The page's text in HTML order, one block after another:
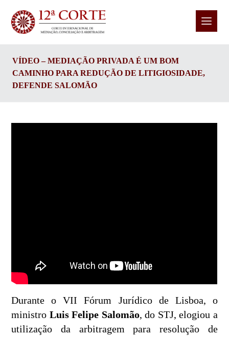
VÍDEO – MEDIAÇÃO PRIVADA É UM BOM
CAMINHO PARA REDUÇÃO DE LITIGIOSIDADE,
DEFENDE SALOMÃO
Durante o VII Fórum Jurídico de Lisboa, o
ministro Luis Felipe Salomão, do STJ, elogiou a
utilização da arbitragem para resolução de